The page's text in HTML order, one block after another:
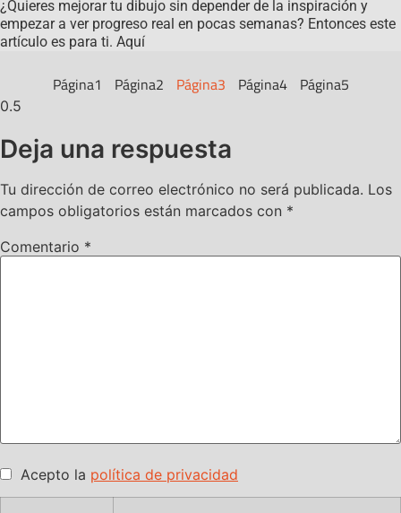
¿Quieres mejorar tu dibujo sin depender de la inspiración y
empezar a ver progreso real en pocas semanas? Entonces este
artículo es para ti. Aquí
Página1 Página2 Página3 Página4 Página5
Deja una respuesta
Tu dirección de correo electrónico no será publicada. Los
campos obligatorios están marcados con *
Comentario *
Acepto la política de privacidad